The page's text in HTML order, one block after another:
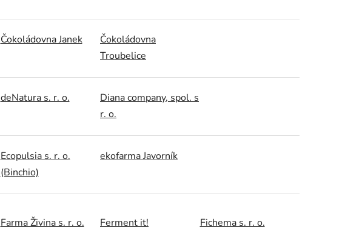
Čokoládovna Janek
Čokoládovna
Troubelice
deNatura s. r. o.
Diana company, spol. s
r. o.
Ecopulsia s. r. o.
(Binchio)
ekofarma Javorník
Farma Živina s. r. o. Ferment it! Fichema s. r. o.